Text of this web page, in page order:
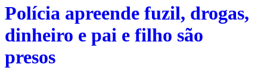
Polícia apreende fuzil, drogas,
dinheiro e pai e filho são
presos